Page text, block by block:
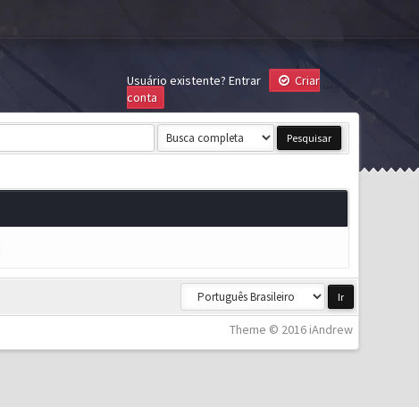
Usuário existente? Entrar
Criar
conta
Theme © 2016 iAndrew